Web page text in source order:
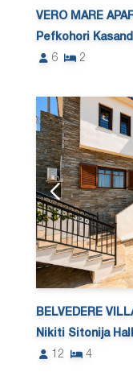
VERO MARE
Pefkohori
6
2
BELVEDERE
Nikiti Sitonija
12
4